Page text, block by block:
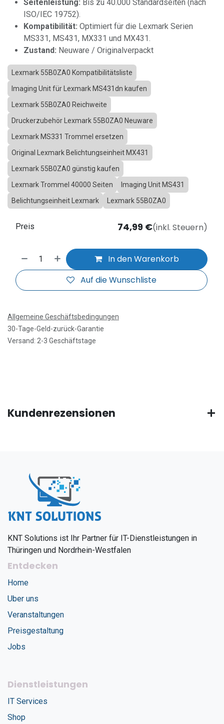
Seitenleistung: Bis zu 40.000 Standardseiten (nach
ISO/IEC 19752).
Kompatibilität: Optimiert für die Lexmark Serien
MS331, MS431, MX331 und MX431.
Zustand: Neuware / Originalverpackt
Lexmark 55B0ZA0 Kompatibilitätsliste
Imaging Unit für Lexmark MS431dn kaufen
Lexmark 55B0ZA0 Reichweite
Druckerzubehör Lexmark 55B0ZA0 Neuware
Lexmark MS331 Trommel ersetzen
Original Lexmark Belichtungseinheit MX431
Lexmark 55B0ZA0 günstig kaufen
Lexmark Trommel 40000 Seiten
Imaging Unit MS431
Belichtungseinheit Lexmark
Lexmark 55B0ZA0
In den Warenkorb
Auf die Wunschliste
Preis 74,99 €(inkl. Steuern)
Allgemeine Geschäftsbedingungen
30-Tage-Geld-zurück-Garantie
Versand: 2-3 Geschäftstage
Kundenrezensionen
KNT Solutions ist Ihr Partner für IT-Dienstleistungen in
Thüringen und Nordrhein-Westfalen
Entdecken
Home
Uber uns
Veranstaltungen
Preisgestaltung
Jobs
Dienstleistungen
IT Services
Shop